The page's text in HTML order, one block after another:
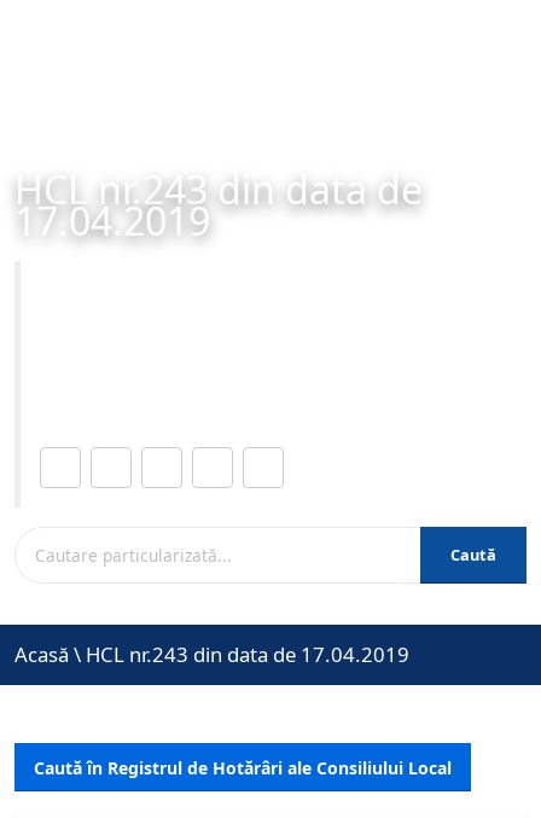
HCL nr.243 din data de
17.04.2019
Caută
Acasă \ HCL nr.243 din data de 17.04.2019
Caută în Registrul de Hotărâri ale Consiliului Local